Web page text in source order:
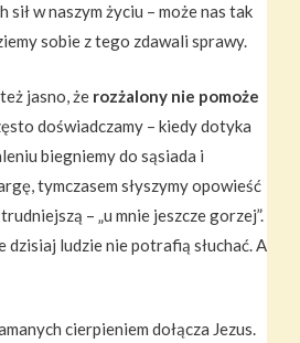
sił w naszym życiu – może nas tak
sobie z tego zdawali sprawy.
jasno, że rozżalony nie pomoże
doświadczamy – kiedy dotyka
biegniemy do sąsiada i
tymczasem słyszymy opowieść
– „u mnie jeszcze gorzej”.
dzisiaj ludzie nie potrafią słuchać. A
cierpieniem dołącza Jezus.